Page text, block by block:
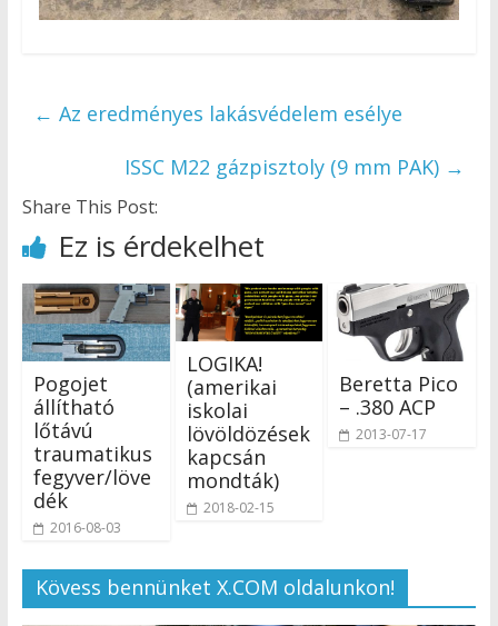
← Az eredményes lakásvédelem esélye
ISSC M22 gázpisztoly (9 mm PAK) →
Share This Post:
Ez is érdekelhet
Pogojet
állítható
lőtávú
traumatikus
fegyver/löve
dék
2016-08-03
LOGIKA!
(amerikai
iskolai
lövöldözések
kapcsán
mondták)
2018-02-15
Beretta Pico
– .380 ACP
2013-07-17
Kövess bennünket X.COM oldalunkon!